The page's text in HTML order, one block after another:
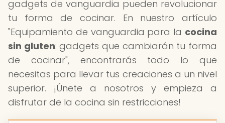
gadgets de vanguardia pueden revolucionar
tu forma de cocinar. En nuestro artículo
"Equipamiento de vanguardia para la cocina
sin gluten: gadgets que cambiarán tu forma
de cocinar", encontrarás todo lo que
necesitas para llevar tus creaciones a un nivel
superior. ¡Únete a nosotros y empieza a
disfrutar de la cocina sin restricciones!